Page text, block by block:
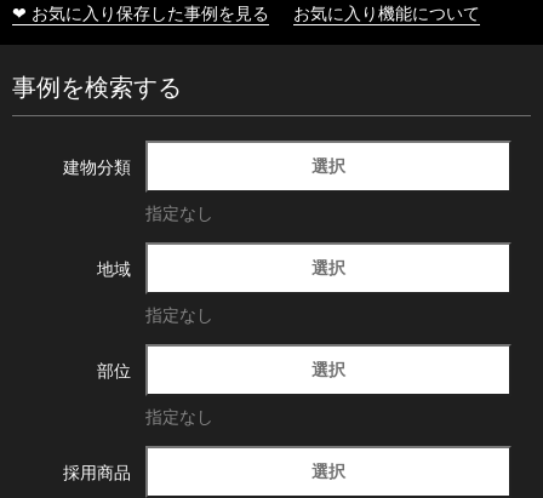
❤ お気に入り保存した事例を見る お気に入り機能について
事例を検索する
建物分類 選択
指定なし
地域 選択
指定なし
部位 選択
指定なし
採用商品 選択